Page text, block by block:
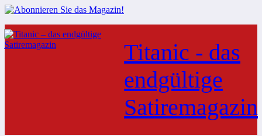
Zum
Inhalt
springen
Titanic - das
endgültige
Satiremagazin